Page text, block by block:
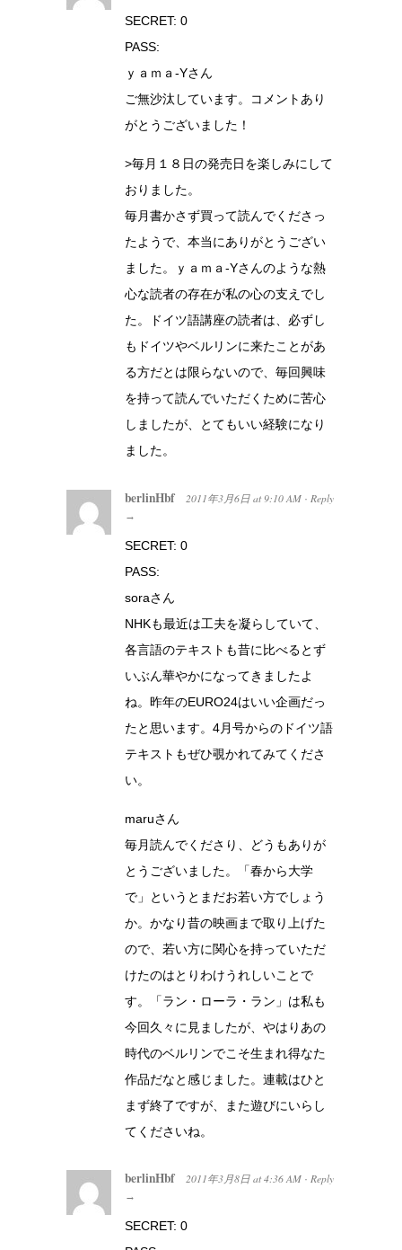
SECRET: 0
PASS:
ｙａｍａ-Yさん
ご無沙汰しています。コメントあり
がとうございました！
>毎月１８日の発売日を楽しみにして
おりました。
毎月書かさず買って読んでくださっ
たようで、本当にありがとうござい
ました。ｙａｍａ-Yさんのような熱
心な読者の存在が私の心の支えでし
た。ドイツ語講座の読者は、必ずし
もドイツやベルリンに来たことがあ
る方だとは限らないので、毎回興味
を持って読んでいただくために苦心
しましたが、とてもいい経験になり
ました。
berlinHbf 2011年3月6日 at 9:10 AM · Reply
→
SECRET: 0
PASS:
soraさん
NHKも最近は工夫を凝らしていて、
各言語のテキストも昔に比べるとず
いぶん華やかになってきましたよ
ね。昨年のEURO24はいい企画だっ
たと思います。4月号からのドイツ語
テキストもぜひ覗かれてみてくださ
い。
maruさん
毎月読んでくださり、どうもありが
とうございました。「春から大学
で」というとまだお若い方でしょう
か。かなり昔の映画まで取り上げた
ので、若い方に関心を持っていただ
けたのはとりわけうれしいことで
す。「ラン・ローラ・ラン」は私も
今回久々に見ましたが、やはりあの
時代のベルリンでこそ生まれ得なた
作品だなと感じました。連載はひと
まず終了ですが、また遊びにいらし
てくださいね。
berlinHbf 2011年3月8日 at 4:36 AM · Reply
→
SECRET: 0